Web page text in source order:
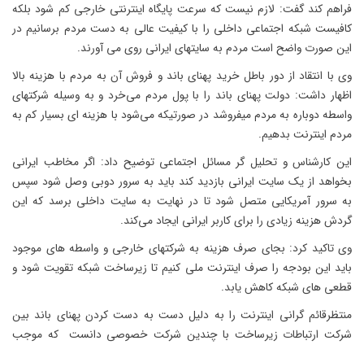
فراهم کند گفت: لازم نیست که سرعت پایگاه اینترنتی خارجی کم شود بلکه
کافیست شبکه اجتماعی داخلی را با کیفیت عالی به دست مردم برسانیم در
این صورت واضح است مردم به سایتهای ایرانی روی می آورند.
وی با انتقاد از دور باطل خرید پهنای باند و فروش آن به مردم با هزینه بالا
اظهار داشت: دولت پهنای باند را با پول مردم می‌خرد و به وسیله شرکتهای
واسطه دوباره به مردم میفروشد در صورتیکه می‌شود با هزینه ای بسیار کم به
مردم اینترنت بدهیم.
این کارشناس و تحلیل گر مسائل اجتماعی توضیح داد: اگر مخاطب ایرانی
بخواهد از یک سایت ایرانی بازدید کند باید به سرور دوبی وصل شود سپس
به سرور آمریکایی متصل شود تا در نهایت به سایت داخلی برسد که این
گردش هزینه زیادی را برای کاربر ایرانی ایجاد می‌کند.
وی تاکید کرد: بجای صرف هزینه به شرکتهای خارجی و واسطه های موجود
باید این بودجه را صرف اینترنت ملی کنیم تا زیرساخت شبکه تقویت شود و
قطعی های شبکه کاهش یابد.
منتظرقائم گرانی اینترنت را به دلیل دست به دست کردن پهنای باند بین
شرکت ارتباطات زیرساخت با چندین شرکت خصوصی دانست که موجب